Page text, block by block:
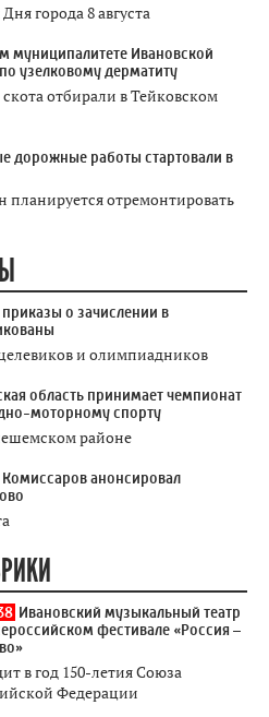
города 8 августа
муниципалитете Ивановской
узелковому дерматиту
отбирали в Тейковском
дорожные работы стартовали в
планируется отремонтировать
о зачислении в
и олимпиадников
область принимает чемпионат
моторному спорту
районе
анонсировал
Ивановский музыкальный театр
фестивале «Россия –
в год 150-летия Союза
Федерации